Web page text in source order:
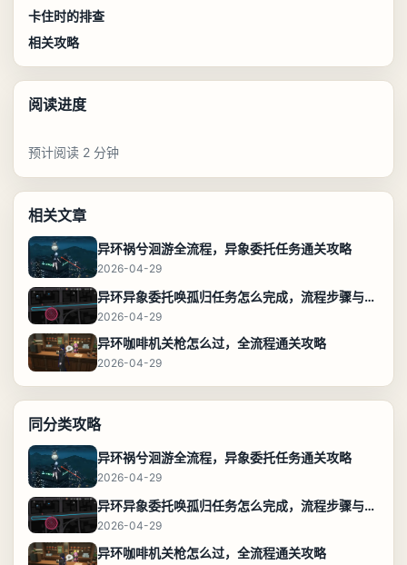
卡住时的排查
相关攻略
阅读进度
预计阅读 2 分钟
相关文章
异环祸兮洄游全流程，异象委托任务通关攻略
2026-04-29
异环异象委托唤孤归任务怎么完成，流程步骤与位置攻略
2026-04-29
异环咖啡机关枪怎么过，全流程通关攻略
2026-04-29
同分类攻略
异环祸兮洄游全流程，异象委托任务通关攻略
2026-04-29
异环异象委托唤孤归任务怎么完成，流程步骤与位置攻略
2026-04-29
异环咖啡机关枪怎么过，全流程通关攻略